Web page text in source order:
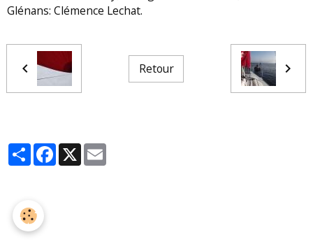
Glénans: Clémence Lechat.
Retour
PartagerFacebook
X